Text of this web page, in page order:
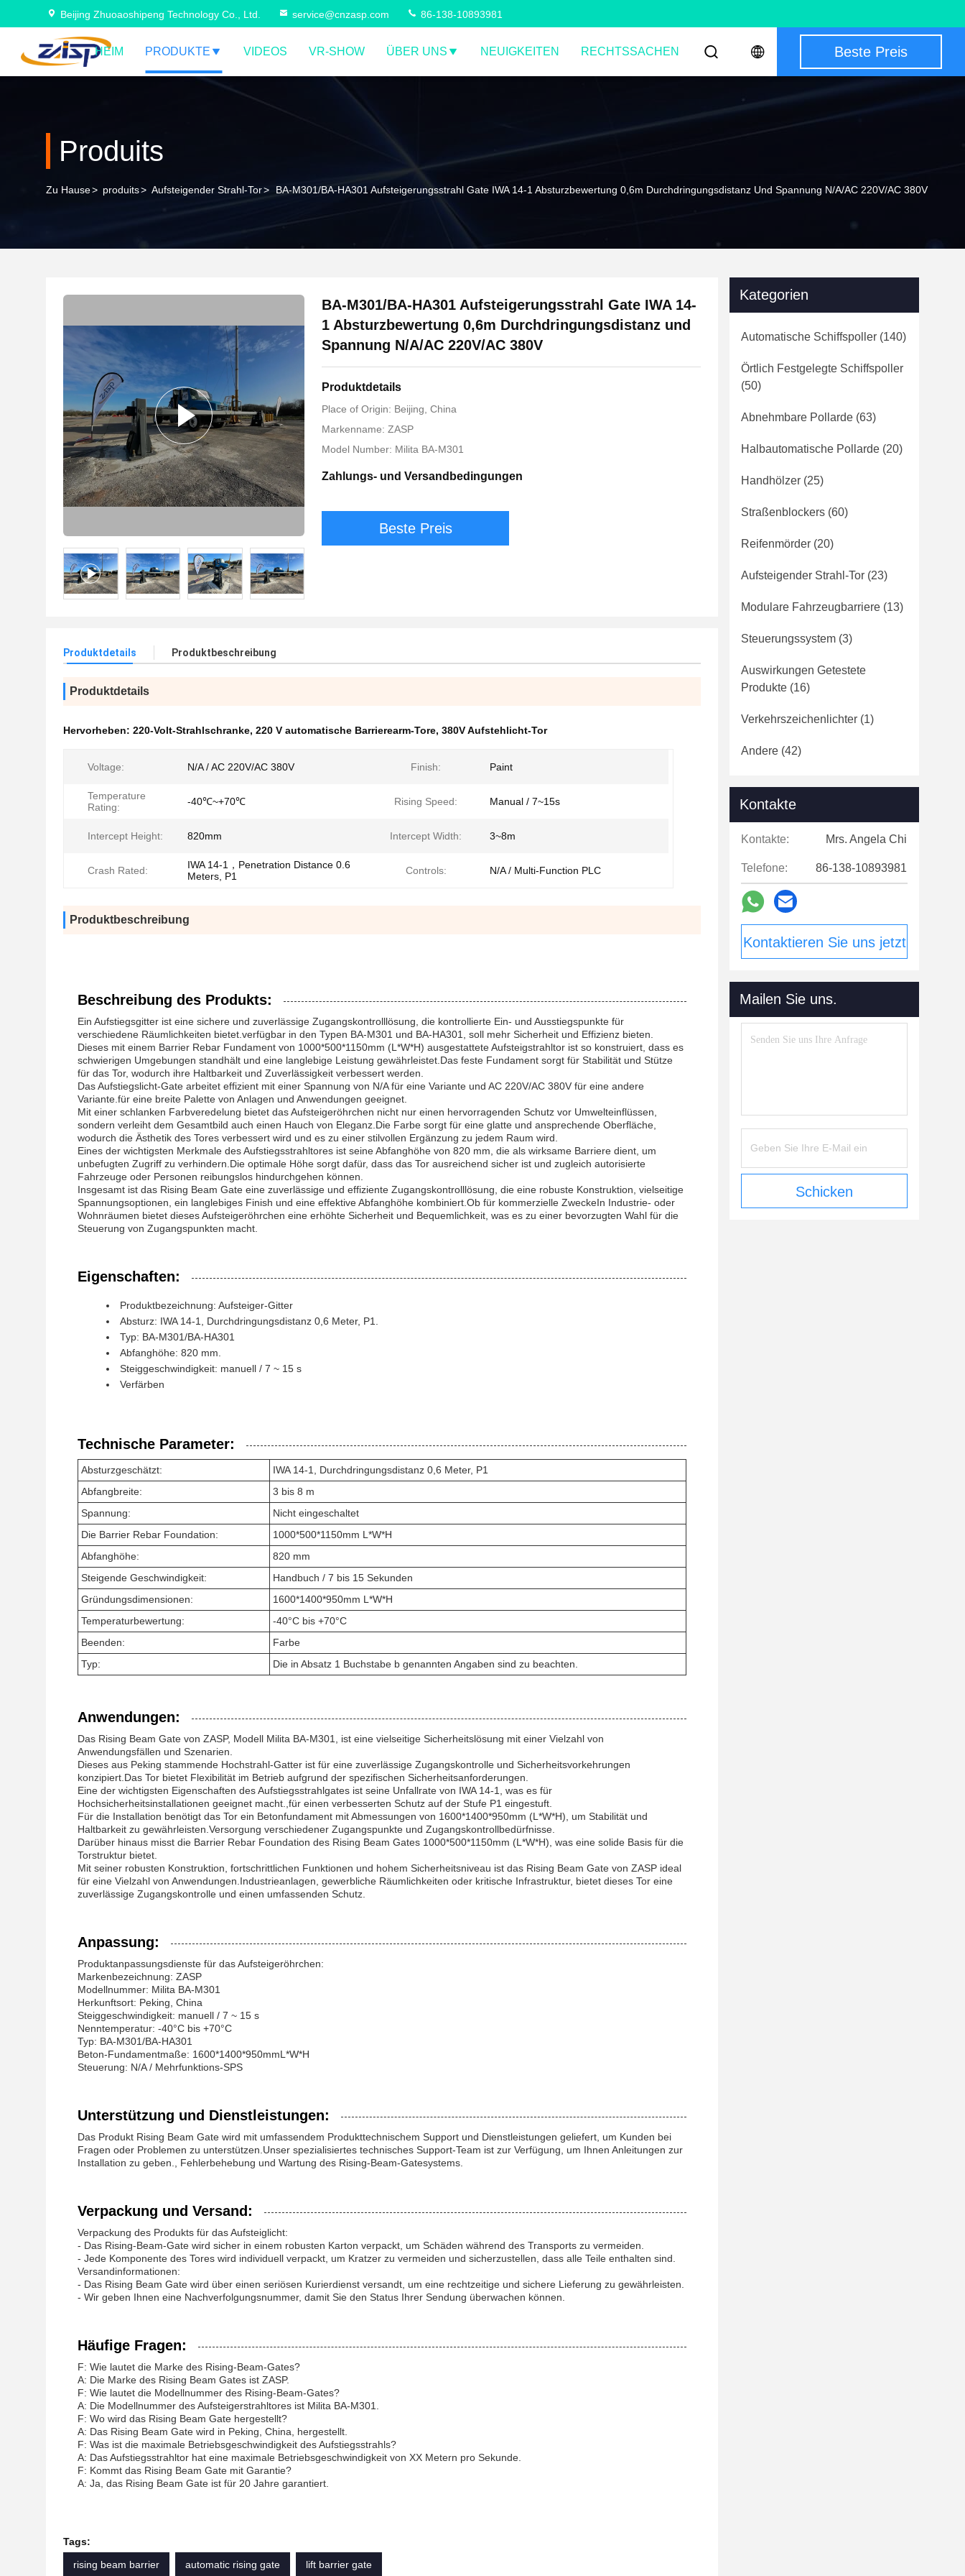
Beijing Zhuoaoshipeng Technology Co., Ltd. service@cnzasp.com 86-138-10893981
HEIM PRODUKTE VIDEOS VR-SHOW ÜBER UNS NEUIGKEITEN RECHTSSACHEN Beste Preis
Produits
Zu Hause> produits> Aufsteigender Strahl-Tor> BA-M301/BA-HA301 Aufsteigerungsstrahl Gate IWA 14-1 Absturzbewertung 0,6m Durchdringungsdistanz Und Spannung N/A/AC 220V/AC 380V
BA-M301/BA-HA301 Aufsteigerungsstrahl Gate IWA 14-
1 Absturzbewertung 0,6m Durchdringungsdistanz und
Spannung N/A/AC 220V/AC 380V
Produktdetails
Place of Origin: Beijing, China
Markenname: ZASP
Model Number: Milita BA-M301
Zahlungs- und Versandbedingungen
Beste Preis
Produktdetails Produktbeschreibung
Produktdetails
Hervorheben: 220-Volt-Strahlschranke, 220 V automatische Barrierearm-Tore, 380V Aufstehlicht-Tor
Voltage: N/A / AC 220V/AC 380V Finish: Paint
Temperature
Rating:
-40℃~+70℃ Rising Speed: Manual / 7~15s
Intercept Height: 820mm Intercept Width: 3~8m
Crash Rated:
IWA 14-1，Penetration Distance 0.6
Meters, P1
Controls: N/A / Multi-Function PLC
Produktbeschreibung
Beschreibung des Produkts:
Ein Aufstiegsgitter ist eine sichere und zuverlässige Zugangskontrolllösung, die kontrollierte Ein- und Ausstiegspunkte für
verschiedene Räumlichkeiten bietet.verfügbar in den Typen BA-M301 und BA-HA301, soll mehr Sicherheit und Effizienz bieten.
Dieses mit einem Barrier Rebar Fundament von 1000*500*1150mm (L*W*H) ausgestattete Aufsteigstrahltor ist so konstruiert, dass es
schwierigen Umgebungen standhält und eine langlebige Leistung gewährleistet.Das feste Fundament sorgt für Stabilität und Stütze
für das Tor, wodurch ihre Haltbarkeit und Zuverlässigkeit verbessert werden.
Das Aufstiegslicht-Gate arbeitet effizient mit einer Spannung von N/A für eine Variante und AC 220V/AC 380V für eine andere
Variante.für eine breite Palette von Anlagen und Anwendungen geeignet.
Mit einer schlanken Farbveredelung bietet das Aufsteigeröhrchen nicht nur einen hervorragenden Schutz vor Umwelteinflüssen,
sondern verleiht dem Gesamtbild auch einen Hauch von Eleganz.Die Farbe sorgt für eine glatte und ansprechende Oberfläche,
wodurch die Ästhetik des Tores verbessert wird und es zu einer stilvollen Ergänzung zu jedem Raum wird.
Eines der wichtigsten Merkmale des Aufstiegsstrahltores ist seine Abfanghöhe von 820 mm, die als wirksame Barriere dient, um
unbefugten Zugriff zu verhindern.Die optimale Höhe sorgt dafür, dass das Tor ausreichend sicher ist und zugleich autorisierte
Fahrzeuge oder Personen reibungslos hindurchgehen können.
Insgesamt ist das Rising Beam Gate eine zuverlässige und effiziente Zugangskontrolllösung, die eine robuste Konstruktion, vielseitige
Spannungsoptionen, ein langlebiges Finish und eine effektive Abfanghöhe kombiniert.Ob für kommerzielle ZweckeIn Industrie- oder
Wohnräumen bietet dieses Aufsteigeröhrchen eine erhöhte Sicherheit und Bequemlichkeit, was es zu einer bevorzugten Wahl für die
Steuerung von Zugangspunkten macht.
Eigenschaften:
Produktbezeichnung: Aufsteiger-Gitter
Absturz: IWA 14-1, Durchdringungsdistanz 0,6 Meter, P1.
Typ: BA-M301/BA-HA301
Abfanghöhe: 820 mm.
Steiggeschwindigkeit: manuell / 7 ~ 15 s
Verfärben
Technische Parameter:
Absturzgeschätzt:
IWA 14-1, Durchdringungsdistanz 0,6 Meter, P1
Abfangbreite:
3 bis 8 m
Spannung:
Nicht eingeschaltet
Die Barrier Rebar Foundation:
1000*500*1150mm L*W*H
Abfanghöhe:
820 mm
Steigende Geschwindigkeit:
Handbuch / 7 bis 15 Sekunden
Gründungsdimensionen:
1600*1400*950mm L*W*H
Temperaturbewertung:
-40°C bis +70°C
Beenden:
Farbe
Typ:
Die in Absatz 1 Buchstabe b genannten Angaben sind zu beachten.
Anwendungen:
Das Rising Beam Gate von ZASP, Modell Milita BA-M301, ist eine vielseitige Sicherheitslösung mit einer Vielzahl von
Anwendungsfällen und Szenarien.
Dieses aus Peking stammende Hochstrahl-Gatter ist für eine zuverlässige Zugangskontrolle und Sicherheitsvorkehrungen
konzipiert.Das Tor bietet Flexibilität im Betrieb aufgrund der spezifischen Sicherheitsanforderungen.
Eine der wichtigsten Eigenschaften des Aufstiegsstrahlgates ist seine Unfallrate von IWA 14-1, was es für
Hochsicherheitsinstallationen geeignet macht.,für einen verbesserten Schutz auf der Stufe P1 eingestuft.
Für die Installation benötigt das Tor ein Betonfundament mit Abmessungen von 1600*1400*950mm (L*W*H), um Stabilität und
Haltbarkeit zu gewährleisten.Versorgung verschiedener Zugangspunkte und Zugangskontrollbedürfnisse.
Darüber hinaus misst die Barrier Rebar Foundation des Rising Beam Gates 1000*500*1150mm (L*W*H), was eine solide Basis für die
Torstruktur bietet.
Mit seiner robusten Konstruktion, fortschrittlichen Funktionen und hohem Sicherheitsniveau ist das Rising Beam Gate von ZASP ideal
für eine Vielzahl von Anwendungen.Industrieanlagen, gewerbliche Räumlichkeiten oder kritische Infrastruktur, bietet dieses Tor eine
zuverlässige Zugangskontrolle und einen umfassenden Schutz.
Anpassung:
Produktanpassungsdienste für das Aufsteigeröhrchen:
Markenbezeichnung: ZASP
Modellnummer: Milita BA-M301
Herkunftsort: Peking, China
Steiggeschwindigkeit: manuell / 7 ~ 15 s
Nenntemperatur: -40°C bis +70°C
Typ: BA-M301/BA-HA301
Beton-Fundamentmaße: 1600*1400*950mmL*W*H
Steuerung: N/A / Mehrfunktions-SPS
Unterstützung und Dienstleistungen:
Das Produkt Rising Beam Gate wird mit umfassendem Produkttechnischem Support und Dienstleistungen geliefert, um Kunden bei
Fragen oder Problemen zu unterstützen.Unser spezialisiertes technisches Support-Team ist zur Verfügung, um Ihnen Anleitungen zur
Installation zu geben., Fehlerbehebung und Wartung des Rising-Beam-Gatesystems.
Verpackung und Versand:
Verpackung des Produkts für das Aufsteiglicht:
- Das Rising-Beam-Gate wird sicher in einem robusten Karton verpackt, um Schäden während des Transports zu vermeiden.
- Jede Komponente des Tores wird individuell verpackt, um Kratzer zu vermeiden und sicherzustellen, dass alle Teile enthalten sind.
Versandinformationen:
- Das Rising Beam Gate wird über einen seriösen Kurierdienst versandt, um eine rechtzeitige und sichere Lieferung zu gewährleisten.
- Wir geben Ihnen eine Nachverfolgungsnummer, damit Sie den Status Ihrer Sendung überwachen können.
Häufige Fragen:
F: Wie lautet die Marke des Rising-Beam-Gates?
A: Die Marke des Rising Beam Gates ist ZASP.
F: Wie lautet die Modellnummer des Rising-Beam-Gates?
A: Die Modellnummer des Aufsteigerstrahltores ist Milita BA-M301.
F: Wo wird das Rising Beam Gate hergestellt?
A: Das Rising Beam Gate wird in Peking, China, hergestellt.
F: Was ist die maximale Betriebsgeschwindigkeit des Aufstiegsstrahls?
A: Das Aufstiegsstrahltor hat eine maximale Betriebsgeschwindigkeit von XX Metern pro Sekunde.
F: Kommt das Rising Beam Gate mit Garantie?
A: Ja, das Rising Beam Gate ist für 20 Jahre garantiert.
Tags:
rising beam barrier
automatic rising gate lift barrier gate
Kategorien
Automatische Schiffspoller (140)
Örtlich Festgelegte Schiffspoller
(50)
Abnehmbare Pollarde (63)
Halbautomatische Pollarde (20)
Handhölzer (25)
Straßenblockers (60)
Reifenmörder (20)
Aufsteigender Strahl-Tor (23)
Modulare Fahrzeugbarriere (13)
Steuerungssystem (3)
Auswirkungen Getestete
Produkte (16)
Verkehrszeichenlichter (1)
Andere (42)
Kontakte
Kontakte: Mrs. Angela Chi
Telefone: 86-138-10893981
Kontaktieren Sie uns jetzt
Mailen Sie uns.
Schicken